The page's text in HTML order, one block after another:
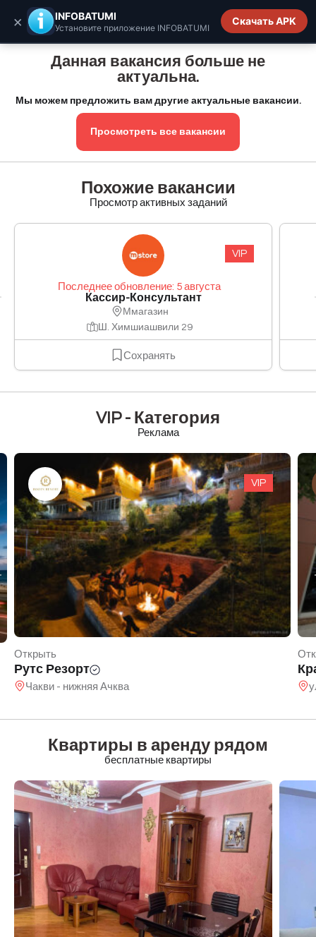
INFOBATUMI.GE
Данная вакансия больше не
актуальна.
Мы можем предложить вам другие актуальные вакансии.
Просмотреть все вакансии
Похожие вакансии
Просмотр активных заданий
Последнее обновление: 5 августа
Кассир-Консультант
Ммагазин
Ш. Химшиашвили 29
Сохранять
VIP
VIP - Категория
Реклама
VIP
Открыть
Рутс Резорт
Чакви - нижняя Ачква
Квартиры в аренду рядом
бесплатные квартиры
× INFOBATUMI
Установите приложение INFOBATUMI
Скачать APK